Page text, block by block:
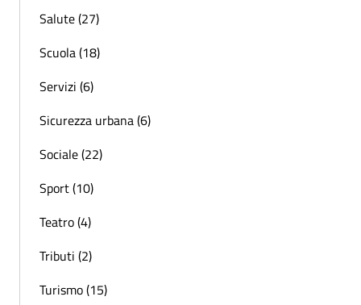
Salute (27)
Scuola (18)
Servizi (6)
Sicurezza urbana (6)
Sociale (22)
Sport (10)
Teatro (4)
Tributi (2)
Turismo (15)